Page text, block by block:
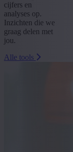
cijfers en
analyses op.
Inzichten die we
graag delen met
jou.
Alle tools